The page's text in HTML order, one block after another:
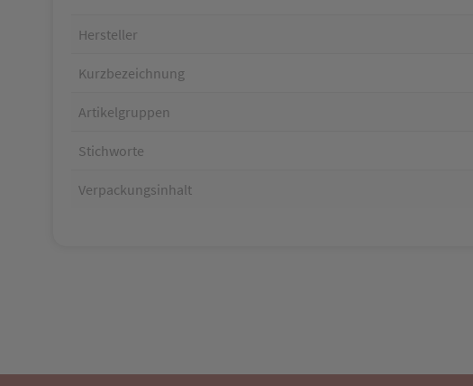
Hersteller
Kurzbezeichnung
Artikelgruppen
Stichworte
Verpackungsinhalt